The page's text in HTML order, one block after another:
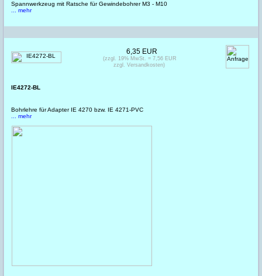
Spannwerkzeug mit Ratsche für Gewindebohrer M3 - M10
... mehr
IE4272-BL
Bohrlehre für Adapter IE 4270 bzw. IE 4271-PVC
... mehr
6,35 EUR
(zzgl. 19% MwSt. = 7,56 EUR
zzgl. Versandkosten)